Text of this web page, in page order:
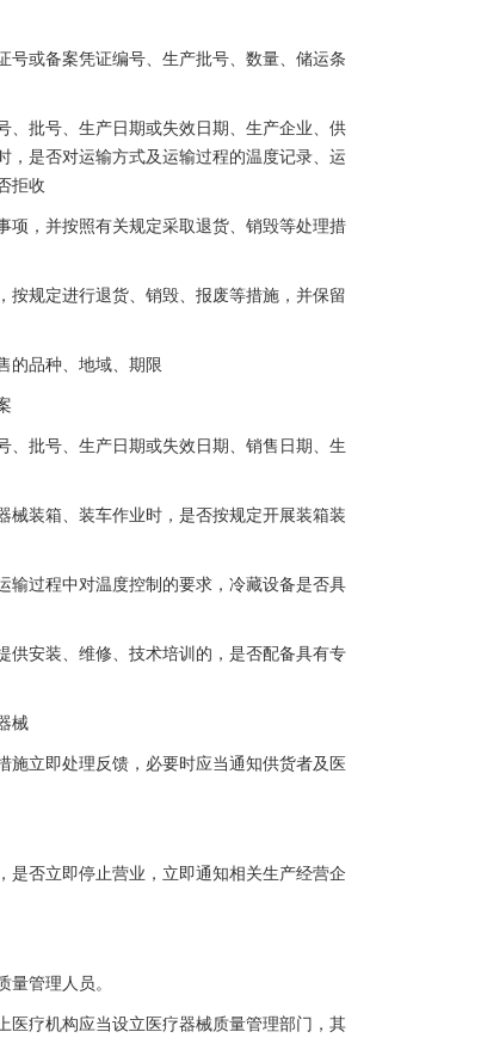
或备案凭证编号、生产批号、数量、储运条
批号、生产日期或失效日期、生产企业、供
，是否对运输方式及运输过程的温度记录、运
拒收
，并按照有关规定采取退货、销毁等处理措
规定进行退货、销毁、报废等措施，并保留
的品种、地域、期限
批号、生产日期或失效日期、销售日期、生
装箱、装车作业时，是否按规定开展装箱装
过程中对温度控制的要求，冷藏设备是否具
安装、维修、技术培训的，是否配备具有专
械
立即处理反馈，必要时应当通知供货者及医
否立即停止营业，立即通知相关生产经营企
管理人员。
疗机构应当设立医疗器械质量管理部门，其